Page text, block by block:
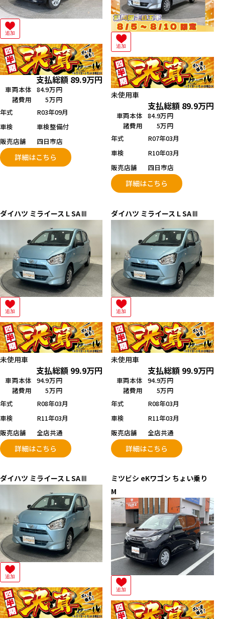
追加
支払総額 89.9万円
車両本体 84.9万円
諸費用
5万円
年式
R03年09月
車検
車検整備付
販売店舗
四日市店
詳細はこちら
追加
未使用車
支払総額 89.9万円
車両本体 84.9万円
諸費用
5万円
年式
R07年03月
車検
R10年03月
販売店舗
四日市店
詳細はこちら
ダイハツ ミライース L SAⅢ
追加
未使用車
支払総額 99.9万円
車両本体 94.9万円
諸費用
5万円
年式
R08年03月
車検
R11年03月
販売店舗
全店共通
詳細はこちら
ダイハツ ミライース L SAⅢ
追加
未使用車
支払総額 99.9万円
車両本体 94.9万円
諸費用
5万円
年式
R08年03月
車検
R11年03月
販売店舗
全店共通
詳細はこちら
ダイハツ ミライース L SAⅢ
追加
ミツビシ eKワゴン ちょい乗り
M
追加